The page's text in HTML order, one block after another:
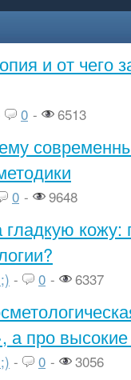
и от чего
0 - 6513
0 - 9648
кожу:
- 0 - 6337
а про высокие
- 0 - 3056